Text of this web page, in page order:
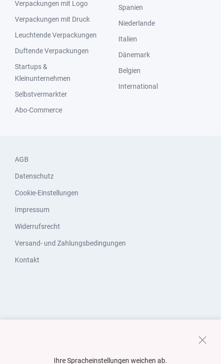
Verpackungen mit Logo
Verpackungen mit Druck
Leuchtende Verpackungen
Duftende Verpackungen
Startups &
Kleinunternehmen
Selbstvermarkter
Abo-Commerce
Spanien
Niederlande
Italien
Dänemark
Belgien
International
AGB
Datenschutz
Cookie-Einstellungen
Impressum
Widerrufsrecht
Versand- und Zahlungsbedingungen
Kontakt
Ihre Spracheinstellungen weichen ab.